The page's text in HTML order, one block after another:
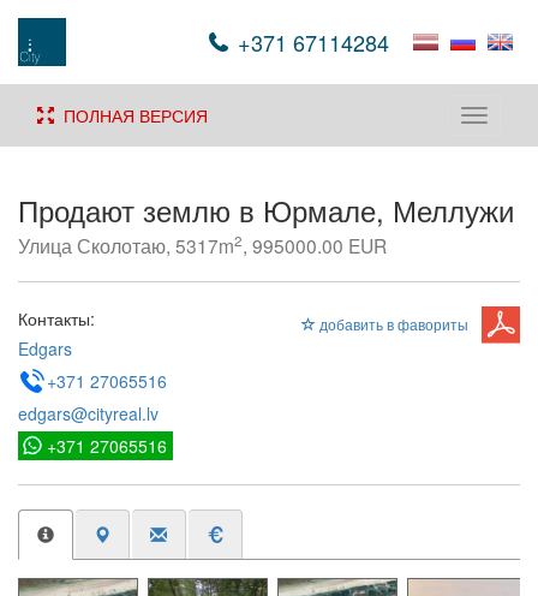
+371 67114284
Toggle
ПОЛНАЯ ВЕРСИЯ
Продают землю в Юрмале, Меллужи
Улица Сколотаю, 5317m2, 995000.00 EUR
добавить в фавориты
Контакты:
Edgars
+371 27065516
edgars@cityreal.lv
+371 27065516